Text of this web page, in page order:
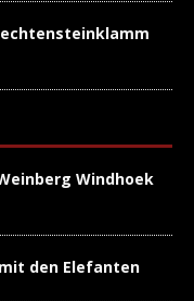
Windhoek
den Elefanten